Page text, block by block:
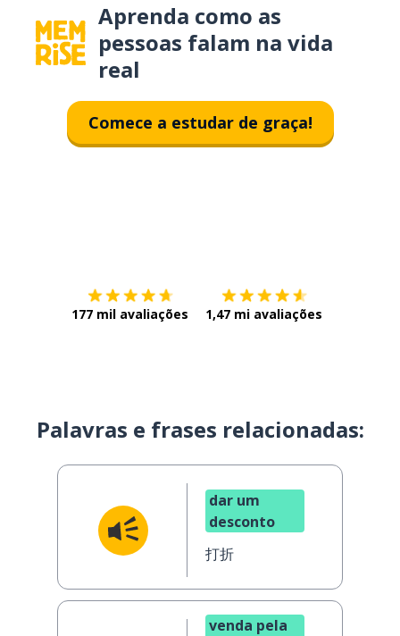
Aprenda como as
pessoas falam na vida
real
Comece a estudar de graça!
177 mil avaliações 1,47 mi avaliações
Palavras e frases relacionadas:
dar um
desconto
打折
venda pela